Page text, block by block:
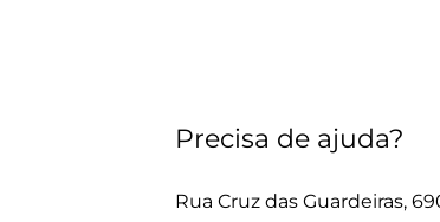
Precisa de ajuda?
Rua Cruz das Guardeiras,